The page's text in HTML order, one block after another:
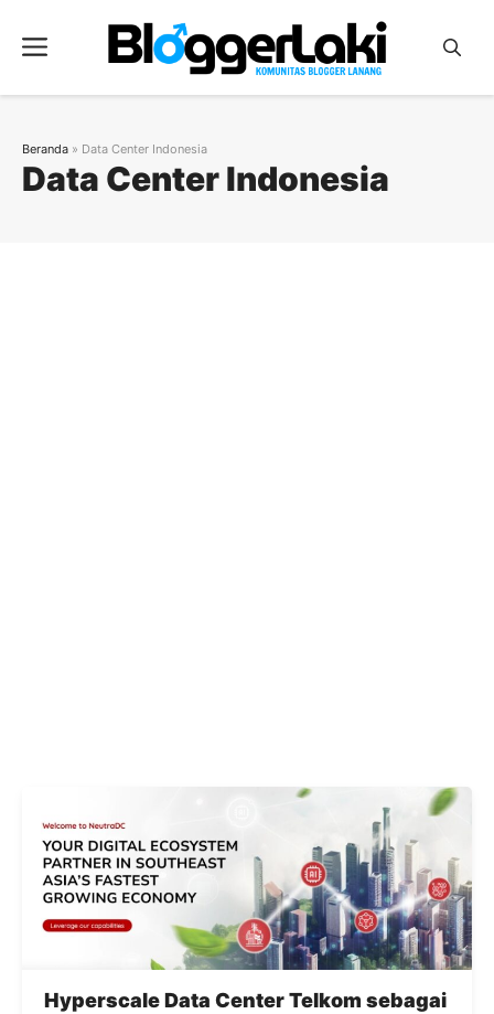
Menu
Data Center Indonesia
Beranda » Data Center Indonesia
Hyperscale Data Center Telkom sebagai